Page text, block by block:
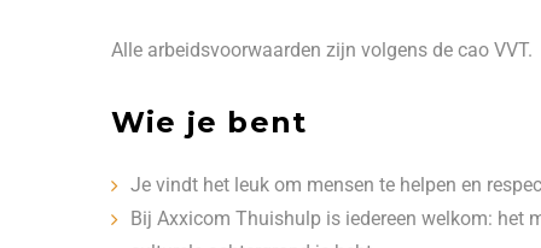
Alle arbeidsvoorwaarden zijn volgens de cao VVT.
Wie je bent
Je vindt het leuk om mensen te helpen en
Bij Axxicom Thuishulp is iedereen welkom: het